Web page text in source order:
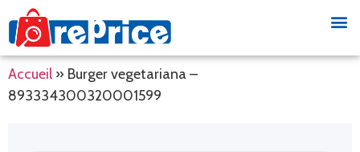
Accueil » Burger vegetariana –
893334300320001599